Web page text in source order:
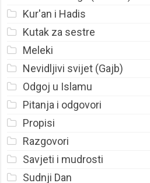
Kur'an i Hadis
Kutak za sestre
Meleki
Nevidljivi svijet (Gajb)
Odgoj u Islamu
Pitanja i odgovori
Propisi
Razgovori
Savjeti i mudrosti
Sudnji Dan